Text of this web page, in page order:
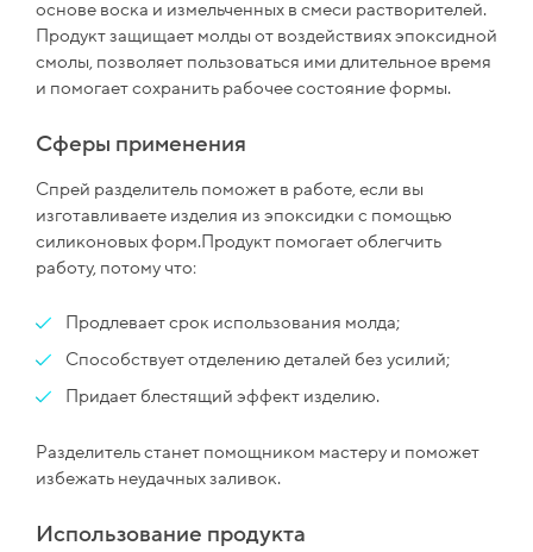
основе воска и измельченных в смеси растворителей.
Продукт защищает молды от воздействиях эпоксидной
смолы, позволяет пользоваться ими длительное время
и помогает сохранить рабочее состояние формы.
Сферы применения
Спрей разделитель поможет в работе, если вы
изготавливаете изделия из эпоксидки с помощью
силиконовых форм.Продукт помогает облегчить
работу, потому что:
Продлевает срок использования молда;
Способствует отделению деталей без усилий;
Придает блестящий эффект изделию.
Разделитель станет помощником мастеру и поможет
избежать неудачных заливок.
Использование продукта